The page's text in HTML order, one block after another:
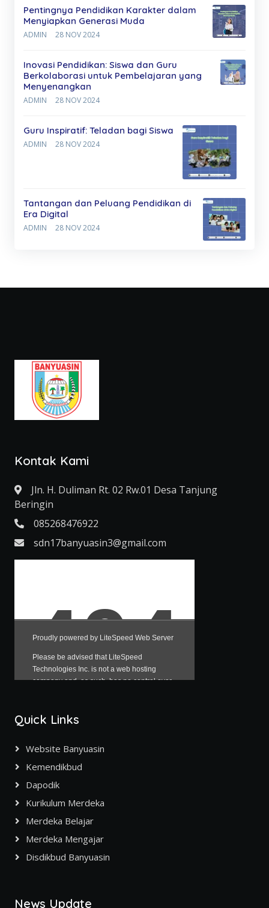
Pentingnya Pendidikan Karakter dalam
Menyiapkan Generasi Muda
ADMIN 28 NOV 2024
Inovasi Pendidikan: Siswa dan Guru
Berkolaborasi untuk Pembelajaran yang
Menyenangkan
ADMIN 28 NOV 2024
Guru Inspiratif: Teladan bagi Siswa
ADMIN 28 NOV 2024
Tantangan dan Peluang Pendidikan di
Era Digital
ADMIN 28 NOV 2024
Kontak Kami
Jln. H. Duliman Rt. 02 Rw.01 Desa Tanjung
Beringin
085268476922
sdn17banyuasin3@gmail.com
Quick Links
Website Banyuasin
Kemendikbud
Dapodik
Kurikulum Merdeka
Merdeka Belajar
Merdeka Mengajar
Disdikbud Banyuasin
News Update